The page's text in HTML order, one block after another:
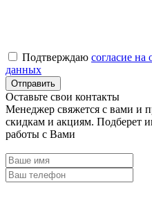
Подтверждаю согласие на
данных
Оставьте свои контакты
Менеджер свяжется с вами и
скидкам и акциям. Подберет
работы с Вами